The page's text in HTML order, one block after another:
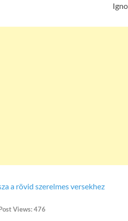
a rövid szerelmes versekhez
Views:476